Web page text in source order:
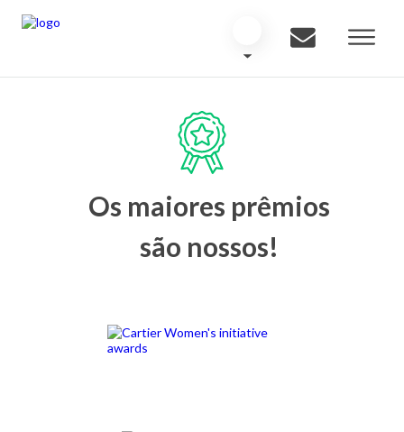
Os maiores prêmios
são nossos!